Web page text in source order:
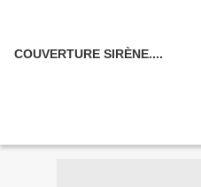
COUVERTURE SIRÈNE....